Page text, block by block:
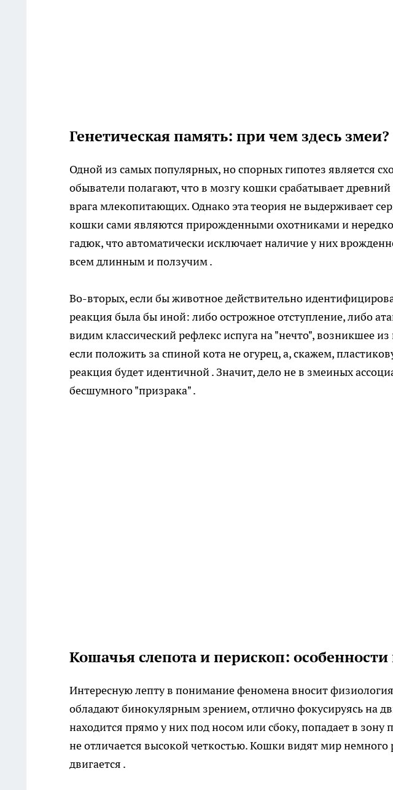
Генетическая память: при чем здесь змеи?
Одной из самых популярных, но спорных гипотез является
обыватели полагают, что в мозгу кошки срабатывает
врага млекопитающих. Однако эта теория не выдерживает
кошки сами являются прирожденными охотниками и
гадюк, что автоматически исключает наличие у них
всем длинным и ползучим .
Во-вторых, если бы животное действительно
реакция была бы иной: либо острожное отступление, либо
видим классический рефлекс испуга на "нечто", возникшее
если положить за спиной кота не огурец, а, скажем,
реакция будет идентичной . Значит, дело не в змеиных
бесшумного "призрака" .
Кошачья слепота и перископ:
Интересную лепту в понимание феномена вносит
обладают бинокулярным зрением, отлично фокусируясь на
находится прямо у них под носом или сбоку, попадает в зону
не отличается высокой четкостью. Кошки видят мир
двигается .